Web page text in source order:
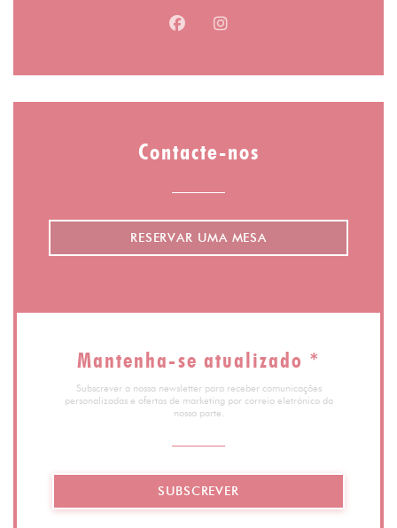
Facebook ((abre numa nova
Instagram ((abre numa
Contacte-nos
RESERVAR UMA MESA
Mantenha-se atualizado *
Subscrever a nossa newsletter para receber comunicações
personalizadas e ofertas de marketing por correio eletrónico da
nossa parte.
SUBSCREVER